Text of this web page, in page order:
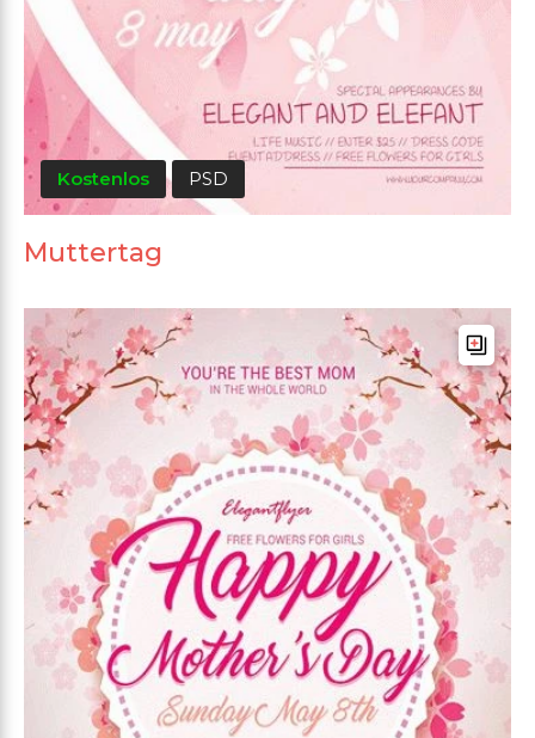
Kostenlos PSD
Muttertag